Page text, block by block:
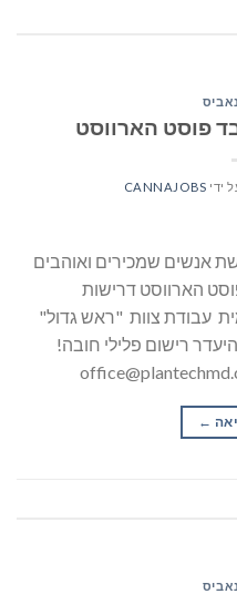
פוסט הארווסט
ידי CANNAJOBS
שמכירים ואוהבים
הארווסט דרישות
עבודת צוות "ראש גדול"
רישום פלילי חובה!
→